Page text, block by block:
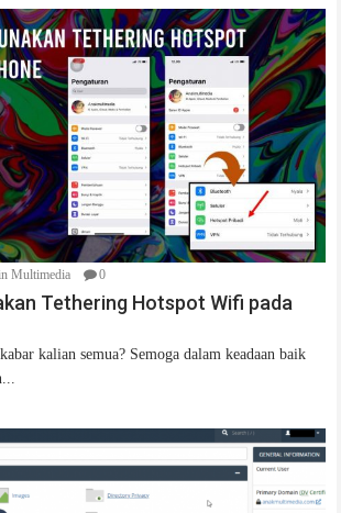
Multimedia 0
Tethering Hotspot Wifi pada
kalian semua? Semoga dalam keadaan baik